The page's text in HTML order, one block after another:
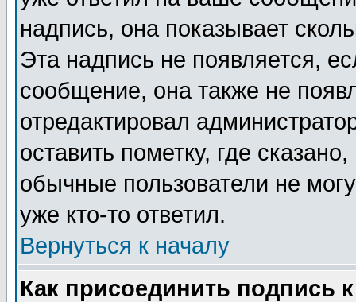
надпись, она показывает
Эта надпись не появляется,
сообщение, она также не
отредактировал
оставить пометку, где
обычные пользователи не
уже кто-то ответил.
Вернуться к началу
Как присоединить подпись